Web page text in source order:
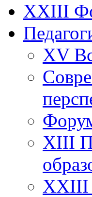
XXIII
XV
XIII
XXIII